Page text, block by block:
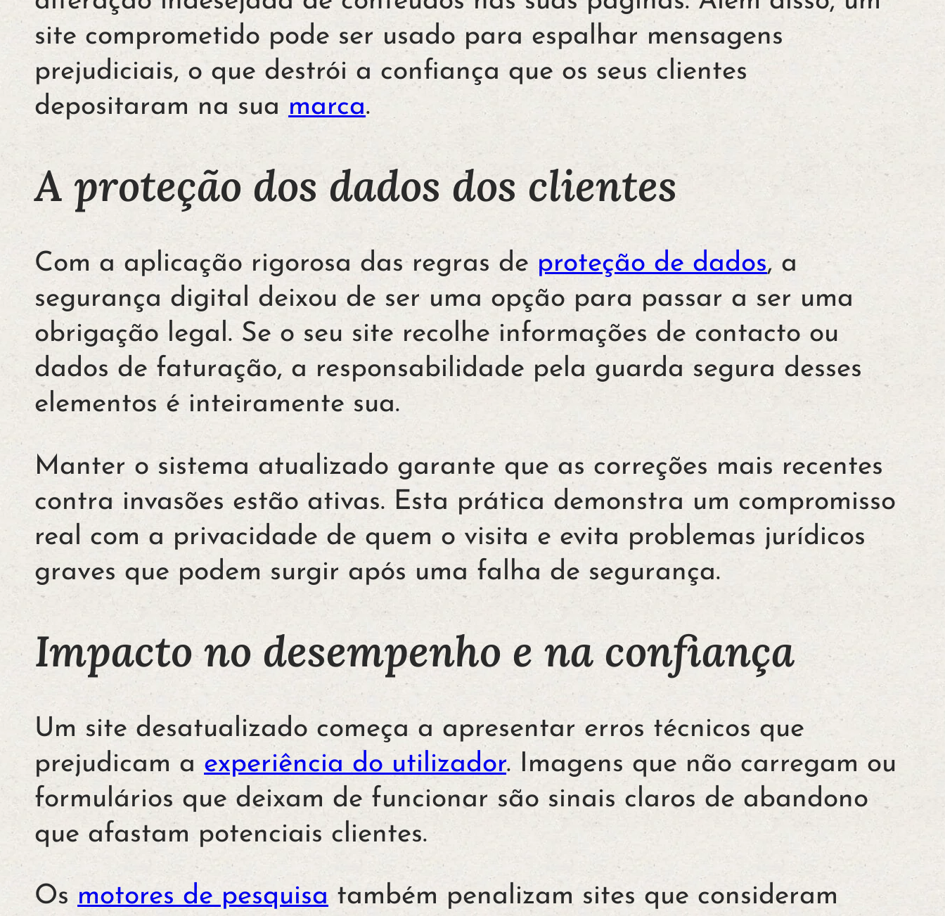
site comprometido pode ser usado para espalhar mensagens
prejudiciais, o que destrói a confiança que os seus clientes
depositaram na sua marca.
A proteção dos dados dos clientes
Com a aplicação rigorosa das regras de proteção de dados, a
segurança digital deixou de ser uma opção para passar a ser uma
obrigação legal. Se o seu site recolhe informações de contacto ou
dados de faturação, a responsabilidade pela guarda segura desses
elementos é inteiramente sua.
Manter o sistema atualizado garante que as correções mais recentes
contra invasões estão ativas. Esta prática demonstra um compromisso
real com a privacidade de quem o visita e evita problemas jurídicos
graves que podem surgir após uma falha de segurança.
Impacto no desempenho e na confiança
Um site desatualizado começa a apresentar erros técnicos que
prejudicam a experiência do utilizador. Imagens que não carregam ou
formulários que deixam de funcionar são sinais claros de abandono
que afastam potenciais clientes.
Os motores de pesquisa também penalizam sites que consideram